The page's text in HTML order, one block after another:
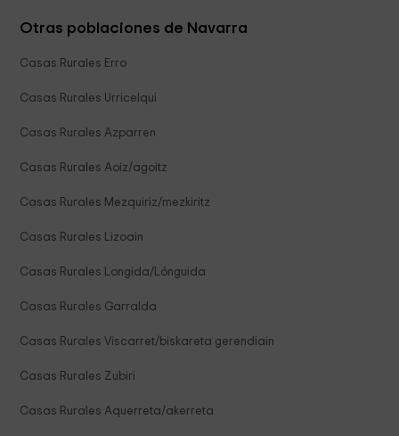
Otras poblaciones de Navarra
Casas Rurales Erro
Casas Rurales Urricelqui
Casas Rurales Azparren
Casas Rurales Aoiz/agoitz
Casas Rurales Mezquiriz/mezkiritz
Casas Rurales Lizoain
Casas Rurales Longida/Lónguida
Casas Rurales Garralda
Casas Rurales Viscarret/biskareta gerendiain
Casas Rurales Zubiri
Casas Rurales Aquerreta/akerreta